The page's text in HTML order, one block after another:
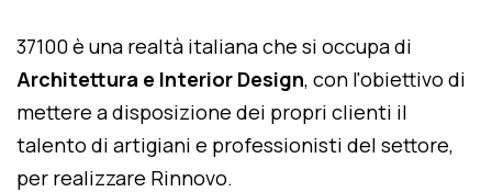
37100 è una realtà italiana che si occupa di
Architettura e Interior Design, con l'obiettivo di
mettere a disposizione dei propri clienti il
talento di artigiani e professionisti del settore,
per realizzare Rinnovo.